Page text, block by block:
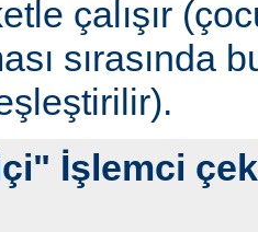
çalışır
sırasında
İşlemci